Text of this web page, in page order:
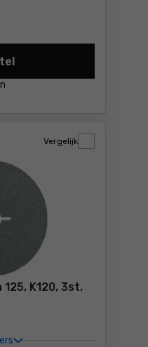
schuurschijven 125,
K120, 3st.
Vergelijk